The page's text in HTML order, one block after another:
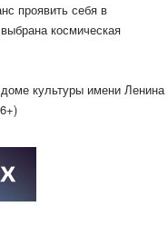
проявить себя в
космическая
культуры имени Ленина